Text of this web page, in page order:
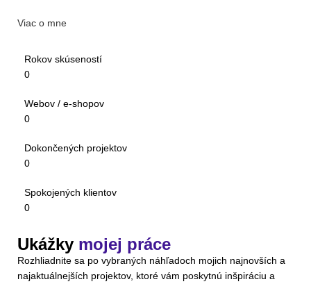
Viac o mne
Rokov skúseností
0
Webov / e-shopov
0
Dokončených projektov
0
Spokojených klientov
0
Ukážky mojej práce
Rozhliadnite sa po vybraných náhľadoch mojich najnovších a
najaktuálnejších projektov, ktoré vám poskytnú inšpiráciu a